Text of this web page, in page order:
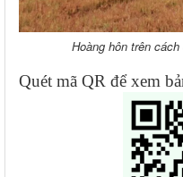
Hoàng hôn trên
Quét mã QR để xem